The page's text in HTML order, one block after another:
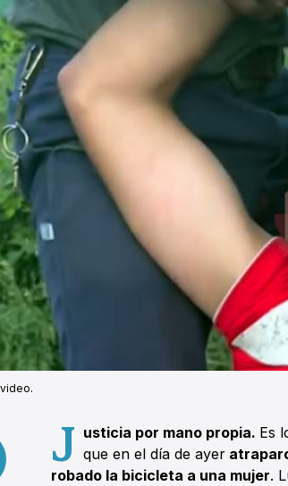
J usticia por mano propia. Es
que en el día de ayer
robado la bicicleta a una mujer.